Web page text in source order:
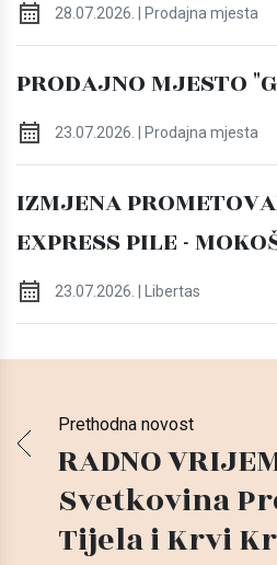
28.07.2026. | Prodajna mjesta
PRODAJNO MJESTO
23.07.2026. | Prodajna mjesta
IZMJENA
EXPRESS PILE -
23.07.2026. | Libertas
Prethodna novost
RADNO
Svetkovina
Tijela i Krvi